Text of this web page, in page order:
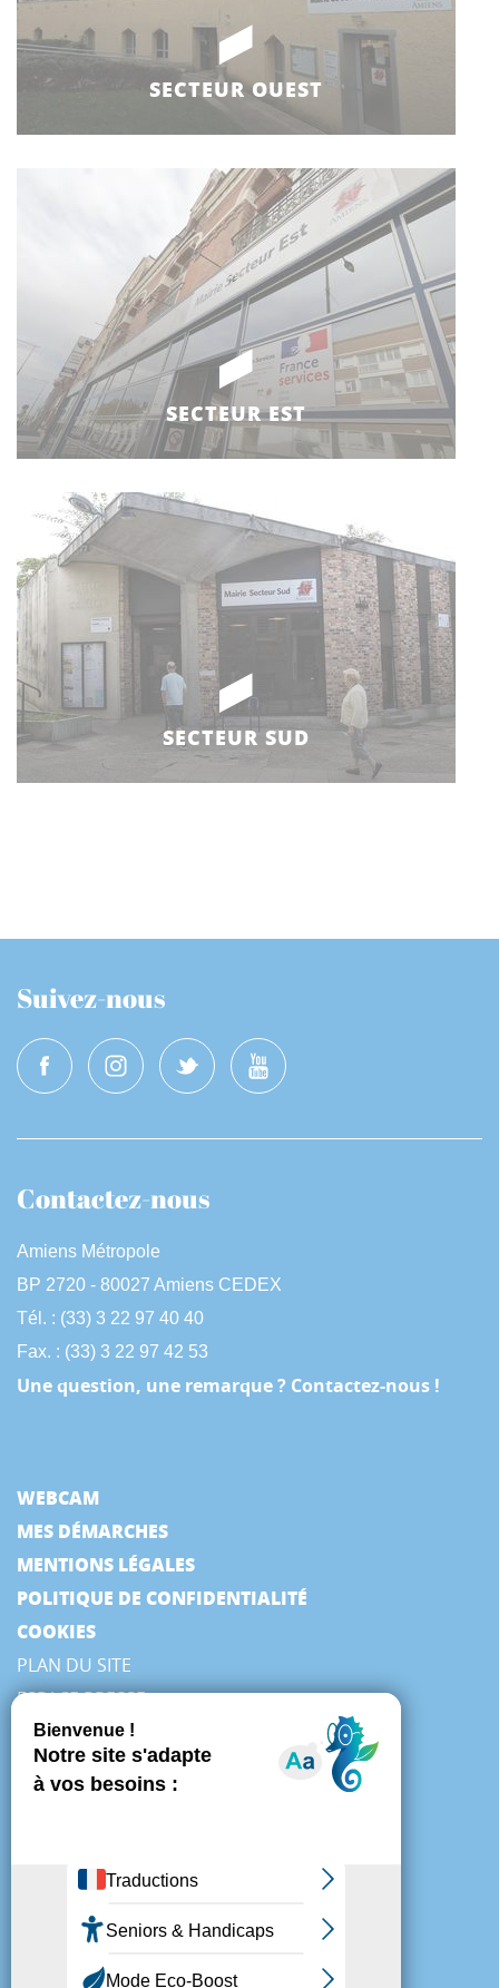
SECTEUR OUEST
SECTEUR EST
SECTEUR SUD
Suivez-nous
Contactez-nous
Amiens Métropole
BP 2720 - 80027 Amiens CEDEX
Tél. : (33) 3 22 97 40 40
Fax. : (33) 3 22 97 42 53
Une question, une remarque ? Contactez-nous !
WEBCAM
MES DÉMARCHES
MENTIONS LÉGALES
POLITIQUE DE CONFIDENTIALITÉ
COOKIES
PLAN DU SITE
ESPACE PRESSE